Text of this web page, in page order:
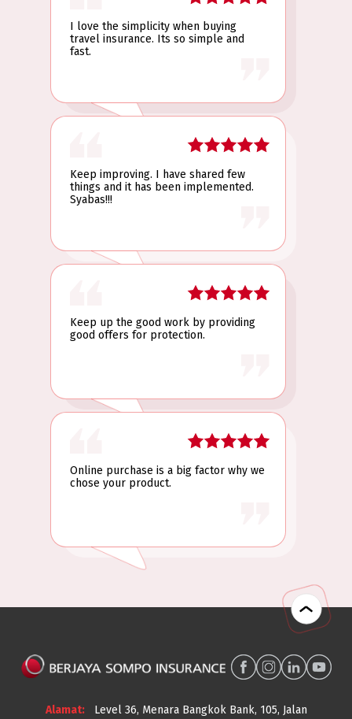
I love the simplicity when buying
travel insurance. Its so simple and
fast.
Keep improving. I have shared few
things and it has been implemented.
Syabas!!!
Keep up the good work by providing
good offers for protection.
Online purchase is a big factor why we
chose your product.
Level 36, Menara Bangkok Bank, 105, Jalan